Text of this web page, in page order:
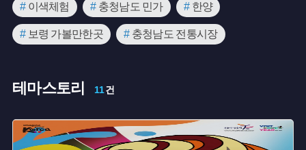
#이색체험 #충청남도 민가 #한양
#보령 가볼만한곳 #충청남도 전통시장
# 충청남도 축제 #
# 충청남도 탄광 #자연여행지 #새우젓
테마스토리 11건